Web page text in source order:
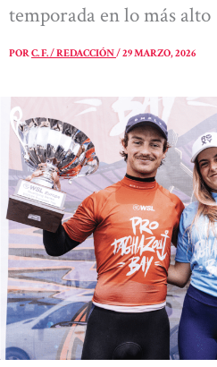
temporada en lo más alto
PORC. F. / REDACCIÓN/29 MARZO, 2026